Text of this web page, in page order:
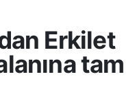
Erkilet
tam